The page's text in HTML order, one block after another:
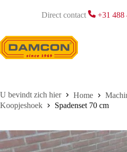
Direct contact +31 488
Home
Koopjeshoek
Spadenset 70 cm